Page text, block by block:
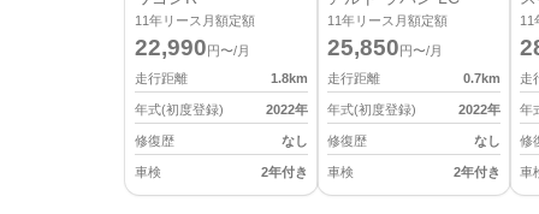
11年リース月額定額
22,990 円〜/月
走行距離
1.8km
年式(初度登録) 2022年
修復歴 なし
車検 2年付き
11年リース月額定額
25,850 円〜/月
走行距離
0.7km
年式(初度登録) 2022年
修復歴 なし
車検 2年付き
11
走
年
修
車